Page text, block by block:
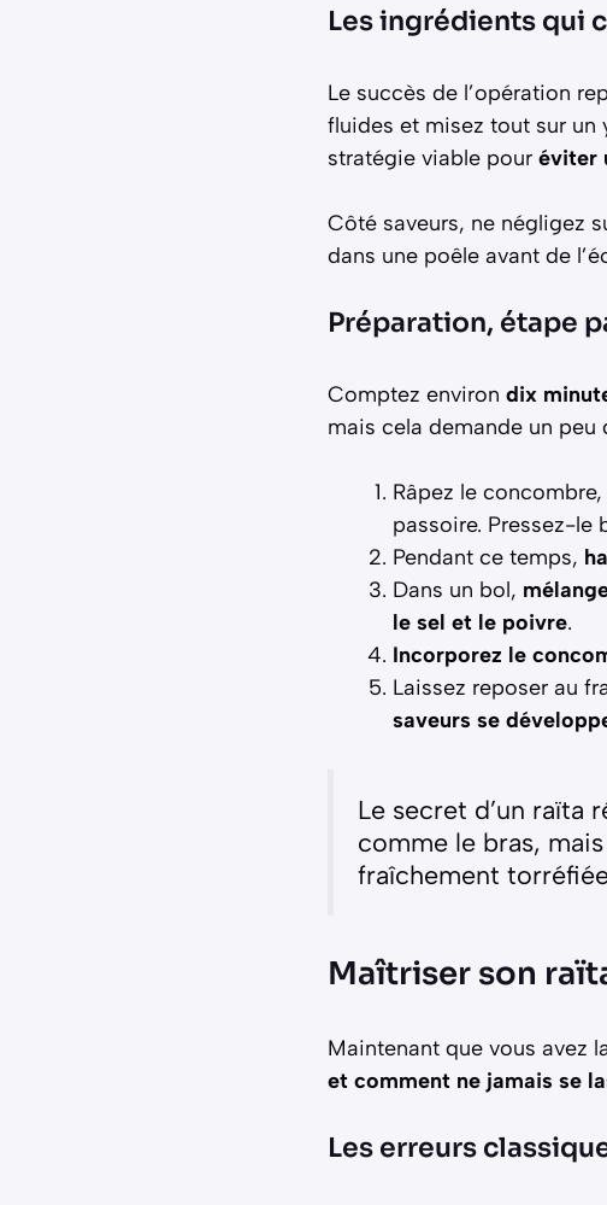
Les ingrédients qui
Le succès de l’opération
fluides et misez tout sur un
stratégie viable pour éviter
Côté saveurs, ne négligez
dans une poêle avant de
Préparation, étape
Comptez environ dix
mais cela demande un peu
Râpez le
passoire. Pressez-le
Pendant ce temps,
Dans un bol,
le sel et le poivre.
Incorporez le
Laissez reposer au
saveurs se
Le secret d’un raïta
comme le bras,
fraîchement
Maîtriser son
Maintenant que vous avez
et comment ne jamais se
Les erreurs